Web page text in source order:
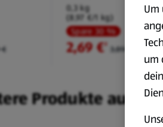
€
0,3 kg
(8,97 €/1 kg)
Spare 30 %
2,69 €² 3,89 €
Produkte aus
Um
um